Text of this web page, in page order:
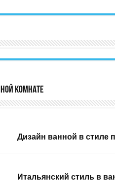
комнате
Дизайн ванной в стиле
Итальянский стиль в